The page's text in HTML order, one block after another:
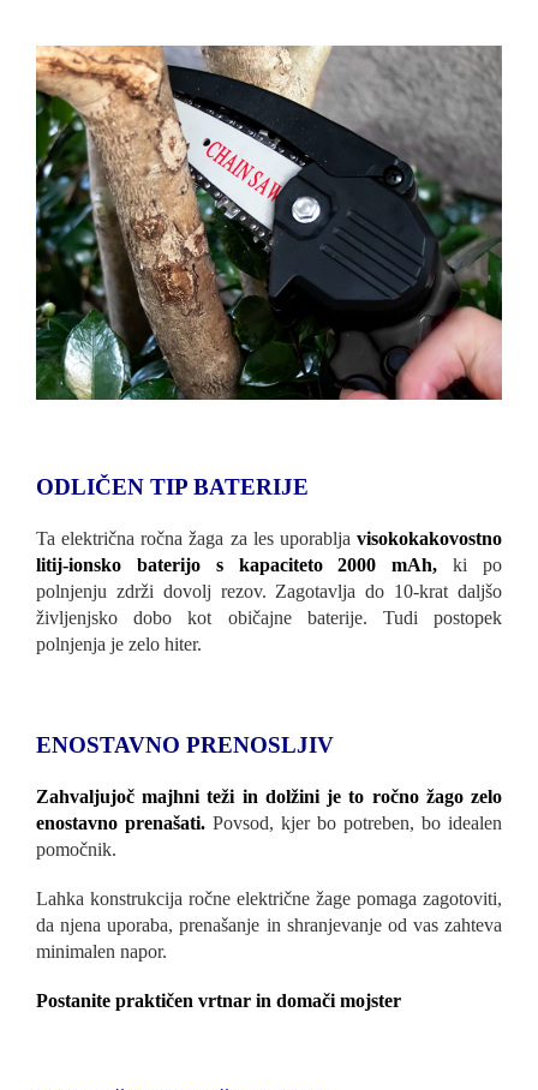
ODLIČEN TIP BATERIJE
Ta električna ročna žaga za les uporablja visokokakovostno
litij-ionsko baterijo s kapaciteto 2000 mAh, ki po
polnjenju zdrži dovolj rezov. Zagotavlja do 10-krat daljšo
življenjsko dobo kot običajne baterije. Tudi postopek
polnjenja je zelo hiter.
ENOSTAVNO PRENOSLJIV
Zahvaljujoč majhni teži in dolžini je to ročno žago zelo
enostavno prenašati. Povsod, kjer bo potreben, bo idealen
pomočnik.
Lahka konstrukcija ročne električne žage pomaga zagotoviti,
da njena uporaba, prenašanje in shranjevanje od vas zahteva
minimalen napor.
Postanite praktičen vrtnar in domači mojster